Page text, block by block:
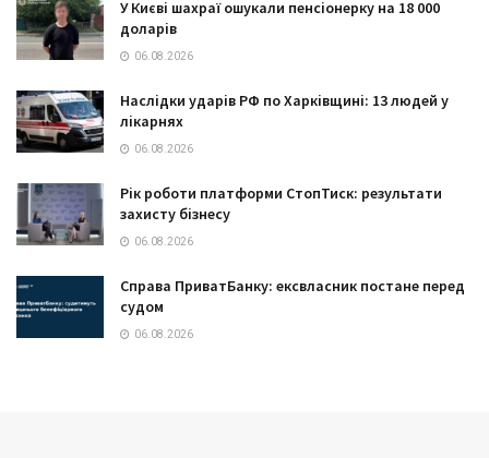
У Києві шахраї ошукали пенсіонерку на 18 000
доларів
06.08.2026
Наслідки ударів РФ по Харківщині: 13 людей у
лікарнях
06.08.2026
Рік роботи платформи СтопТиск: результати
захисту бізнесу
06.08.2026
Справа ПриватБанку: ексвласник постане перед
судом
06.08.2026